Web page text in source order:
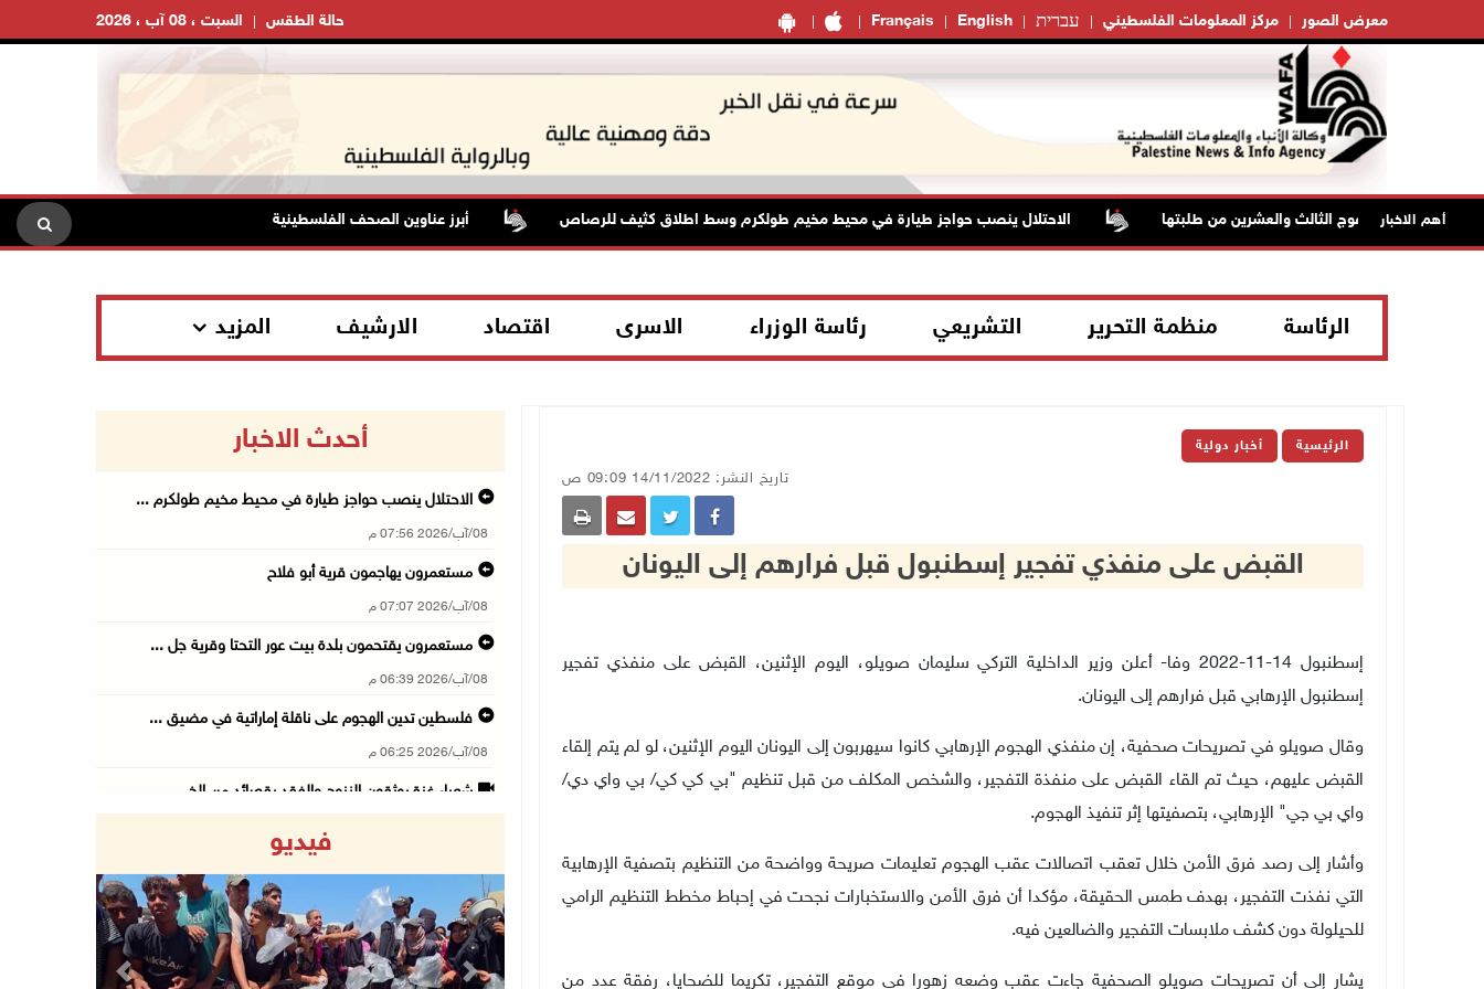
Français English עברית مركز المعلومات الفلسطيني معرض الصور السبت ، 08 آب ، 2026 حالة الطقس
أهم الاخبار
فعاليات تخريج الفوج الثالث والعشرين من طلبتها الاحتلال ينصب حواجز طيارة في محيط مخيم طولكرم وسط اطلاق كثيف للرصاص أبرز عناوين الصحف الفلسطينية
الرئاسة منظمة التحرير التشريعي رئاسة الوزراء الاسرى اقتصاد الارشيف المزيد
الرئيسية أخبار دولية
تاريخ النشر: 14/11/2022 09:09 ص
القبض على منفذي تفجير إسطنبول قبل فرارهم إلى اليونان
إسطنبول 14-11-2022 وفا-
أعلن وزير الداخلية التركي سليمان صويلو، اليوم الإثنين، القبض على منفذي تفجير
إسطنبول الإرهابي قبل فرارهم إلى اليونان.
وقال صويلو في تصريحات صحفية، إن منفذي الهجوم الإرهابي كانوا سيهربون إلى اليونان اليوم الإثنين، لو لم يتم إلقاء
القبض عليهم،
القبض على منفذة التفجير، والشخص المكلف من قبل تنظيم "بي كي كي/ بي واي دي/
واي بي جي" الإرهابي، بتصفيتها إثر تنفيذ الهجوم.
وأشار إلى رصد فرق الأمن خلال تعقب اتصالات عقب الهجوم تعليمات صريحة وواضحة من التنظيم بتصفية الإرهابية
التي نفذت التفجير، بهدف طمس الحقيقة،مؤكدا أن فرق الأمن والاستخبارات نجحت في إحباط مخطط التنظيم الرامي
للحيلولة دون كشف ملابسات التفجير والضالعين فيه.
يشار إلى أن تصريحات صويلو الصحفية جاءت عقب وضعه زهورا في موقع التفجير، تكريما للضحايا، رفقة عدد من
أحدث الاخبار
الاحتلال ينصب حواجز طيارة في محيط مخيم طولكرم ...
08/آب/2026 07:56 م
مستعمرون يهاجمون قرية أبو فلاح
08/آب/2026 07:07 م
مستعمرون يقتحمون بلدة بيت عور التحتا وقرية جل ...
08/آب/2026 06:39 م
فلسطين تدين الهجوم على ناقلة إماراتية في مضيق ...
08/آب/2026 06:25 م
شعراء غزة يوثقون النزوح والفقد بقصائد من الخي ...
08/آب/2026 06:20 م
إصابات بالاختناق خلال اقتحام الاحتلال قرية ال ...
08/آب/2026 05:52 م
فيديو
Previous Next